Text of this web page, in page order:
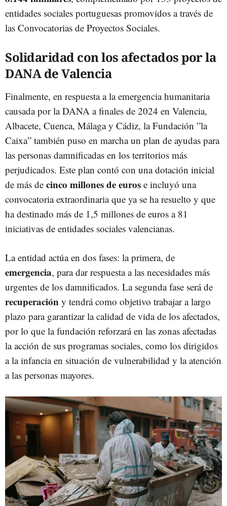
entidades sociales portuguesas promovidos a través de
las Convocatorias de Proyectos Sociales.
Solidaridad con los afectados por la
DANA de Valencia
Finalmente, en respuesta a la emergencia humanitaria
causada por la DANA a finales de 2024 en Valencia,
Albacete, Cuenca, Málaga y Cádiz, la Fundación ”la
Caixa” también puso en marcha un plan de ayudas para
las personas damnificadas en los territorios más
perjudicados. Este plan contó con una dotación inicial
de más de cinco millones de euros e incluyó una
convocatoria extraordinaria que ya se ha resuelto y que
ha destinado más de 1,5 millones de euros a 81
iniciativas de entidades sociales valencianas.
La entidad actúa en dos fases: la primera, de
emergencia, para dar respuesta a las necesidades más
urgentes de los damnificados. La segunda fase será de
recuperación y tendrá como objetivo trabajar a largo
plazo para garantizar la calidad de vida de los afectados,
por lo que la fundación reforzará en las zonas afectadas
la acción de sus programas sociales, como los dirigidos
a la infancia en situación de vulnerabilidad y la atención
a las personas mayores.